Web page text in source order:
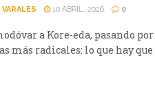
VARALES 10 ABRIL, 2026 0
a Kore-eda, pasando
más radicales: lo que hay que